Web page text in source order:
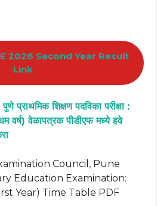
2026 Second Year Result
Link
पुणे प्राथमिक शिक्षण पदविका परीक्षा :
वेळापत्रक पीडीएफ मध्ये हवे
Council, Pune
Education Examination:
Year) Time Table PDF